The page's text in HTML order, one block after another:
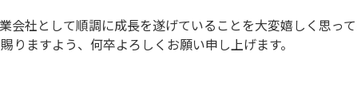
社として順調に成長を遂げていることを大変嬉しく思って
ますよう、何卒よろしくお願い申し上げます。